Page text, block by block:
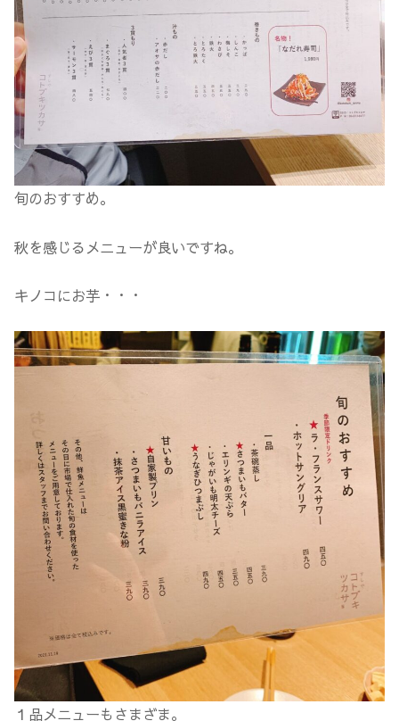
旬のおすすめ。
秋を感じるメニューが良いですね。
キノコにお芋・・・
１品メニューもさまざま。